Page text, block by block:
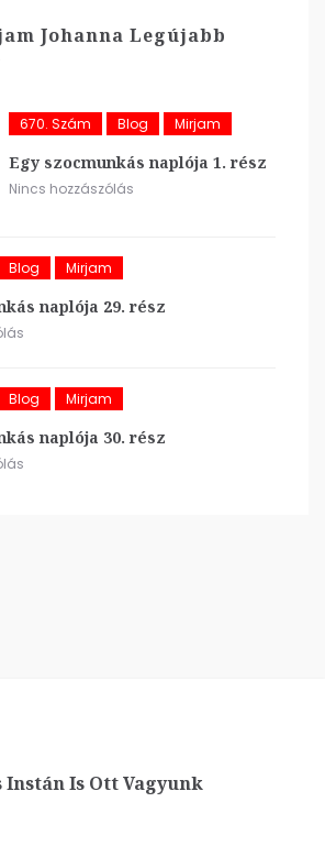
Johanna Legújabb
670. Szám Blog Mirjam
Egy szocmunkás naplója 1. rész
Nincs hozzászólás
Blog Mirjam
naplója 29. rész
Blog Mirjam
naplója 30. rész
Instán Is Ott Vagyunk